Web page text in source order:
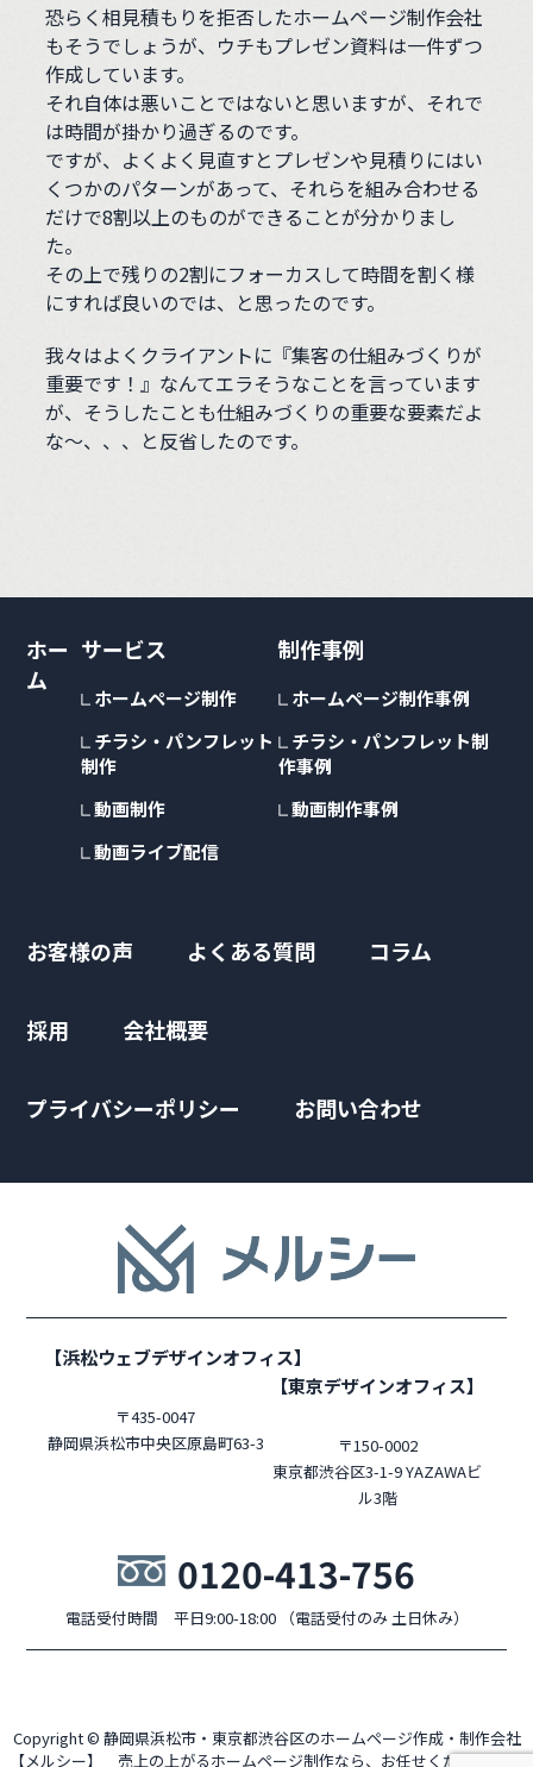
恐らく相見積もりを拒否したホームページ制作会社
もそうでしょうが、ウチもプレゼン資料は一件ずつ
作成しています。
それ自体は悪いことではないと思いますが、それで
は時間が掛かり過ぎるのです。
ですが、よくよく見直すとプレゼンや見積りにはい
くつかのパターンがあって、それらを組み合わせる
だけで8割以上のものができることが分かりまし
た。
その上で残りの2割にフォーカスして時間を割く様
にすれば良いのでは、と思ったのです。
我々はよくクライアントに『集客の仕組みづくりが
重要です！』なんてエラそうなことを言っています
が、そうしたことも仕組みづくりの重要な要素だよ
な〜、、、と反省したのです。
ホー
ム
サービス
ホームページ制作
チラシ・パンフレット
制作
動画制作
動画ライブ配信
制作事例
ホームページ制作事例
チラシ・パンフレット制
作事例
動画制作事例
お客様の声 よくある質問 コラム
採用 会社概要
プライバシーポリシー お問い合わせ
【浜松ウェブデザインオフィス】
〒435-0047
静岡県浜松市中央区原島町63-3
【東京デザインオフィス】
〒150-0002
東京都渋谷区3-1-9 YAZAWAビ
ル3階
0120-413-756
電話受付時間 平日9:00-18:00 （電話受付のみ 土日休み）
Copyright © 静岡県浜松市・東京都渋谷区のホームページ作成・制作会社
【メルシー】 売上の上がるホームページ制作なら、お任せください！ All